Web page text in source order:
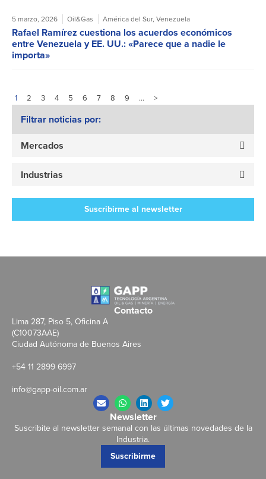
Filtrar noticias por:
Mercados
Industrias
Suscribirme al newsletter
5 marzo, 2026 Oil&Gas América del Sur, Venezuela
Rafael Ramírez cuestiona los acuerdos económicos
entre Venezuela y EE. UU.: «Parece que a nadie le
importa»
1 2 3 4 5 6 7 8 9 … >
Contacto
Lima 287, Piso 5, Oficina A
(C10073AAE)
Ciudad Autónoma de Buenos Aires
+54 11 2899 6997
info@gapp-oil.com.ar
Newsletter
Suscribite al newsletter semanal con las últimas novedades de la
Industria.
Suscribirme